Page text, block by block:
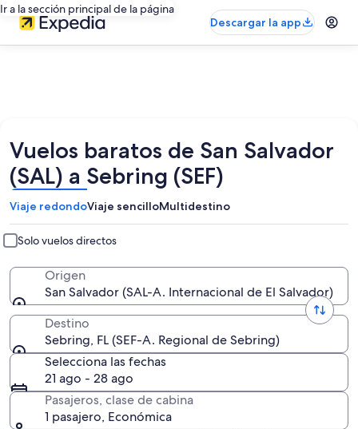
Ir a la sección principal de la página
Descargar la app
Vuelos baratos de San Salvador
(SAL) a Sebring (SEF)
Viaje redondoViaje sencilloMultidestino
Solo vuelos directos
Origen
San Salvador (SAL-A. Internacional de El Salvador)
Destino
Sebring, FL (SEF-A. Regional de Sebring)
Selecciona las fechas
21 ago - 28 ago
Pasajeros, clase de cabina
1 pasajero, Económica